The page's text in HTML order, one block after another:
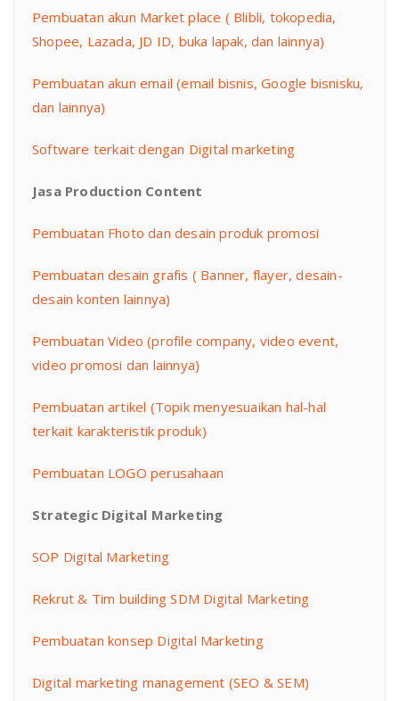
Pembuatan akun Market place ( Blibli, tokopedia,
Shopee, Lazada, JD ID, buka lapak, dan lainnya)
Pembuatan akun email (email bisnis, Google bisnisku,
dan lainnya)
Software terkait dengan Digital marketing
Jasa Production Content
Pembuatan Fhoto dan desain produk promosi
Pembuatan desain grafis ( Banner, flayer, desain-
desain konten lainnya)
Pembuatan Video (profile company, video event,
video promosi dan lainnya)
Pembuatan artikel (Topik menyesuaikan hal-hal
terkait karakteristik produk)
Pembuatan LOGO perusahaan
Strategic Digital Marketing
SOP Digital Marketing
Rekrut & Tim building SDM Digital Marketing
Pembuatan konsep Digital Marketing
Digital marketing management (SEO & SEM)